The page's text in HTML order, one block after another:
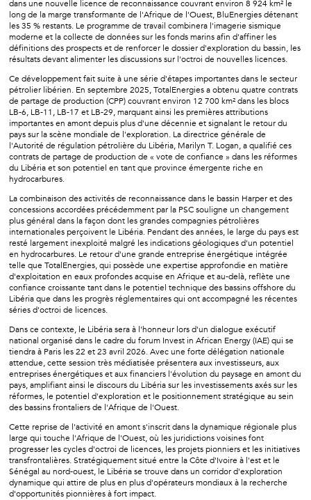
dans une nouvelle licence de reconnaissance couvrant environ 8 924 km² le
long de la marge transformante de l'Afrique de l'Ouest, BluEnergies détenant
les 35 % restants. Le programme de travail combinera l'imagerie sismique
moderne et la collecte de données sur les fonds marins afin d'affiner les
définitions des prospects et de renforcer le dossier d'exploration du bassin, les
résultats devant alimenter les discussions sur l'octroi de nouvelles licences.
Ce développement fait suite à une série d'étapes importantes dans le secteur
pétrolier libérien. En septembre 2025, TotalEnergies a obtenu quatre contrats
de partage de production (CPP) couvrant environ 12 700 km² dans les blocs
LB-6, LB-11, LB-17 et LB-29, marquant ainsi les premières attributions
importantes en amont depuis plus d'une décennie et signalant le retour du
pays sur la scène mondiale de l'exploration. La directrice générale de
l'Autorité de régulation pétrolière du Libéria, Marilyn T. Logan, a qualifié ces
contrats de partage de production de « vote de confiance » dans les réformes
du Libéria et son potentiel en tant que province émergente riche en
hydrocarbures.
La combinaison des activités de reconnaissance dans le bassin Harper et des
concessions accordées précédemment par la PSC souligne un changement
plus général dans la façon dont les grandes compagnies pétrolières
internationales perçoivent le Libéria. Pendant des années, le large du pays est
resté largement inexploité malgré les indications géologiques d'un potentiel
en hydrocarbures. Le retour d'une grande entreprise énergétique intégrée
telle que TotalEnergies, qui possède une expertise approfondie en matière
d'exploitation en eaux profondes acquise en Afrique et au-delà, reflète une
confiance croissante tant dans le potentiel technique des bassins offshore du
Libéria que dans les progrès réglementaires qui ont accompagné les récentes
séries d'octroi de licences.
Dans ce contexte, le Libéria sera à l'honneur lors d'un dialogue exécutif
national organisé dans le cadre du forum Invest in African Energy (IAE) qui se
tiendra à Paris les 22 et 23 avril 2026. Avec une forte délégation nationale
attendue, cette session très médiatisée présentera aux investisseurs, aux
entreprises énergétiques et aux financiers l'évolution du paysage en amont du
pays, amplifiant ainsi le discours du Libéria sur les investissements axés sur les
réformes, le potentiel d'exploration et le positionnement stratégique au sein
des bassins frontaliers de l'Afrique de l'Ouest.
Cette reprise de l'activité en amont s'inscrit dans la dynamique régionale plus
large qui touche l'Afrique de l'Ouest, où les juridictions voisines font
progresser les cycles d'octroi de licences, les projets pionniers et les initiatives
transfrontalières. Stratégiquement situé entre la Côte d'Ivoire à l'est et le
Sénégal au nord-ouest, le Libéria se trouve dans un corridor d'exploration
dynamique qui attire de plus en plus d'opérateurs mondiaux à la recherche
d'opportunités pionnières à fort impact.